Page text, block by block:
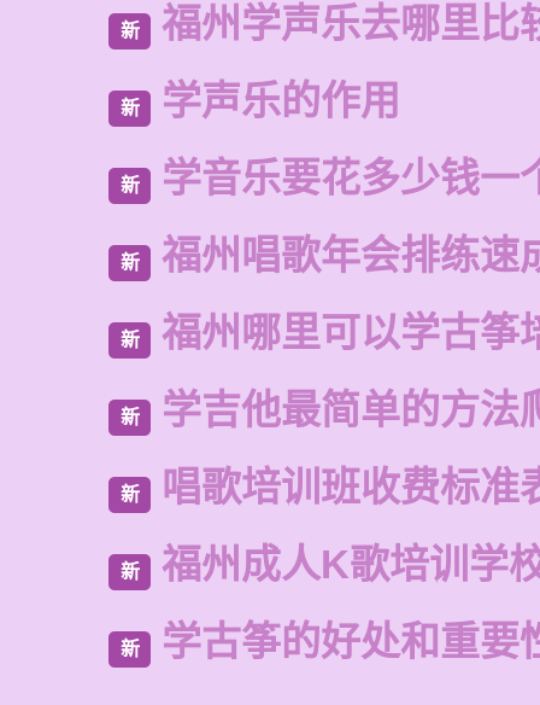
新 福州学声乐去哪里比
新 学声乐的作用
新 学音乐要花多少钱一
新 福州唱歌年会排练速
新 福州哪里可以学古筝
新 学吉他最简单的方法
新 唱歌培训班收费标准
新 福州成人K歌培训学
新 学古筝的好处和重要